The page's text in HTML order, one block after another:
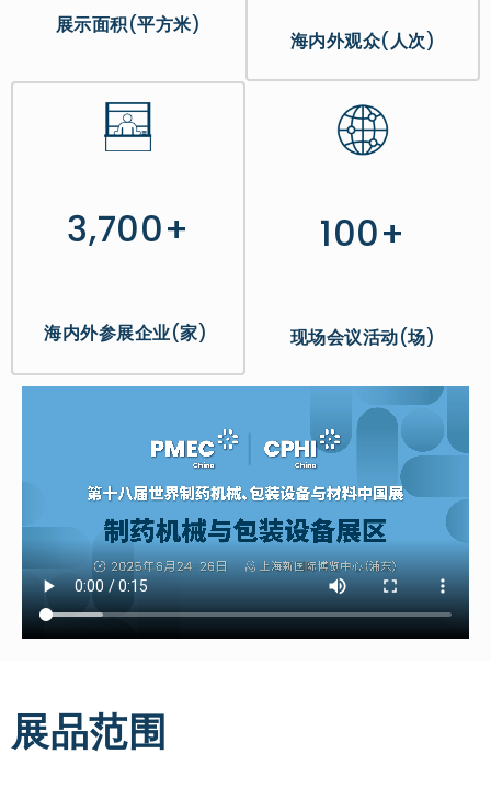
展示面积(平方米)
海内外观众(人次)
3,700+
海内外参展企业(家)
100+
现场会议活动(场)
展品范围